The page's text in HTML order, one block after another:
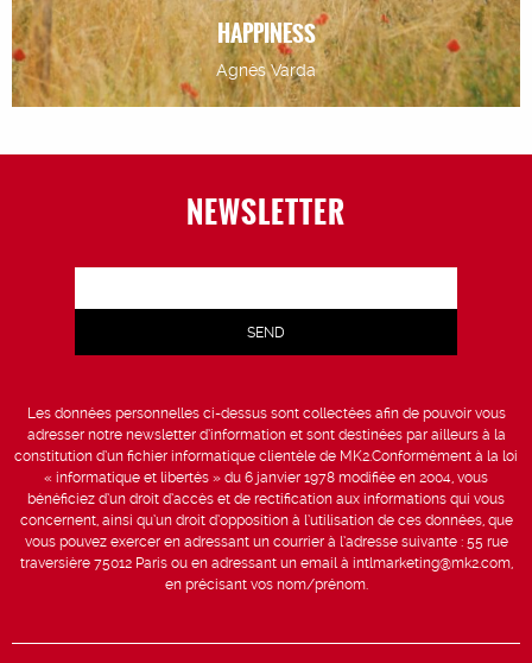
HAPPINESS
Agnès Varda
NEWSLETTER
Les données personnelles ci-dessus sont collectées afin de pouvoir vous
adresser notre newsletter d’information et sont destinées par ailleurs à la
constitution d’un fichier informatique clientèle de MK2.Conformément à la loi
« informatique et libertés » du 6 janvier 1978 modifiée en 2004, vous
bénéficiez d’un droit d’accès et de rectification aux informations qui vous
concernent, ainsi qu’un droit d’opposition à l’utilisation de ces données, que
vous pouvez exercer en adressant un courrier à l’adresse suivante : 55 rue
traversière 75012 Paris ou en adressant un email à intlmarketing@mk2.com,
en précisant vos nom/prénom.